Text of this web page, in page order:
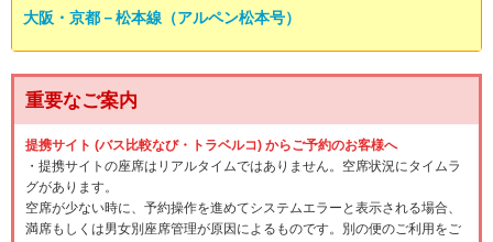
大阪・京都－松本線（アルペン松本号）
重要なご案内
提携サイト (バス比較なび・トラベルコ) からご予約のお客様へ
・提携サイトの座席はリアルタイムではありません。空席状況にタイムラ
グがあります。
空席が少ない時に、予約操作を進めてシステムエラーと表示される場合、
満席もしくは男女別座席管理が原因によるものです。別の便のご利用をご